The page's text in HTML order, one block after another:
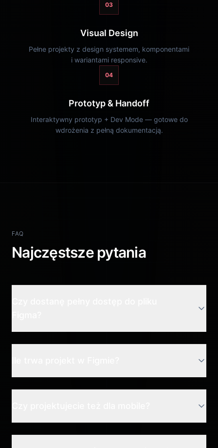
03
Visual Design
Pełne projekty z design systemem, komponentami
i wariantami responsive.
04
Prototyp & Handoff
Interaktywny prototyp + Dev Mode — gotowe do
wdrożenia z pełną dokumentacją.
FAQ
Najczęstsze pytania